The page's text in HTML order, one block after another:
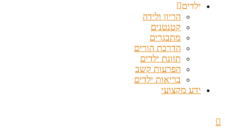
ילדים
הריון ולידה
קטנטנים
מתבגרים
הדרכת הורים
תזונת ילדים
הפרעות קשב
בריאות ילדים
ידע מקצועי